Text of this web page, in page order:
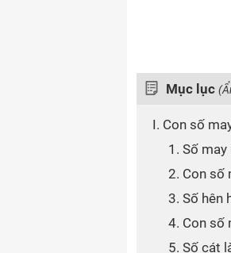
Mục lục
I. Con số
1. Số
2. Con số
3. Số hên
4. Con số
5. Số cát